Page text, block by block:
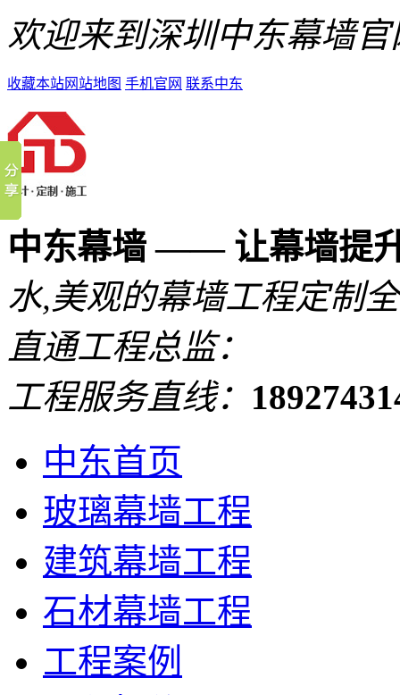
欢迎来到深圳中东幕墙官
收藏本站网站地图 手机官网 联系中东
中东幕墙 —— 让幕墙提
水,美观的幕墙工程定制
直通工程总监：
工程服务直线：
中东首页
玻璃幕墙工程
建筑幕墙工程
石材幕墙工程
工程案例